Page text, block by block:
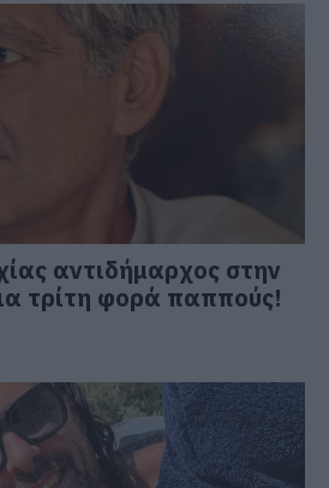
αντιδήμαρχος στην
τρίτη φορά παππούς!